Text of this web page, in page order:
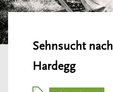
Sehnsucht nach
Hardegg